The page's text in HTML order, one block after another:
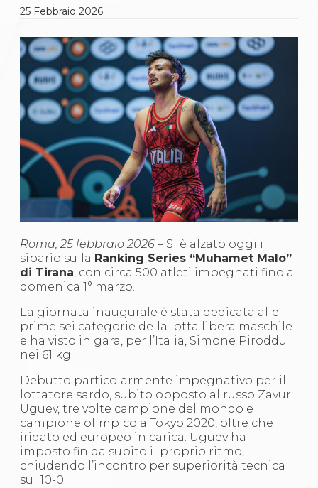
Lotta
La disciplina
News
Gare e Risultati
Attività Didattica
Albi Federali
Karate
La disciplina
News
Gare e Risultati
Attività Didattica
Albi Federali
Arti marziali
Ju Jitsu
Sumo
Capoeira
Grappling
Pancrazio/Pankration
S'istrumpa
News
La disciplina
News
Merchandising
Mappa del sito
Cerca
Contatti
News
25 Febbraio2026
Roma, 25 febbraio 2026 – Si è alzato oggi il
sipario sulla Ranking Series “Muhamet Malo”
di Tirana, con circa 500 atleti impegnati fino a
domenica 1° marzo.
La giornata inaugurale è stata dedicata alle
prime sei categorie della lotta libera maschile
e ha visto in gara, per l’Italia, Simone Piroddu
nei 61 kg.
Debutto particolarmente impegnativo per il
lottatore sardo, subito opposto al russo Zavur
Uguev, tre volte campione del mondo e
campione olimpico a Tokyo 2020, oltre che
iridato ed europeo in carica. Uguev ha
imposto fin da subito il proprio ritmo,
chiudendo l’incontro per superiorità tecnica
sul 10-0.